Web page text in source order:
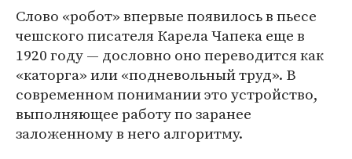
Слово «робот» впервые появилось в пьесе
чешского писателя Карела Чапека еще в
1920 году — дословно оно переводится как
«каторга» или «подневольный труд». В
современном понимании это устройство,
выполняющее работу по заранее
заложенному в него алгоритму.